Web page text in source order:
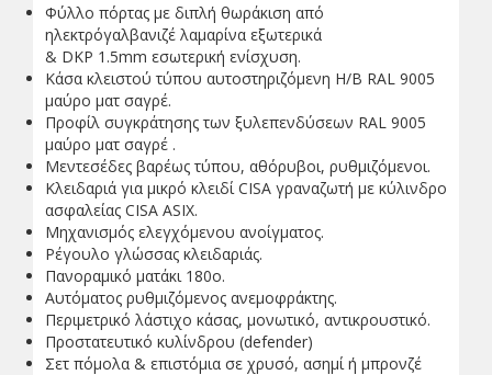
Φύλλο πόρτας με διπλή θωράκιση από
ηλεκτρόγαλβανιζέ λαμαρίνα εξωτερικά
& DKP 1.5mm εσωτερική ενίσχυση.
Κάσα κλειστού τύπου αυτοστηριζόμενη Η/Β RAL 9005
μαύρο ματ σαγρέ.
Προφίλ συγκράτησης των ξυλεπενδύσεων RAL 9005
μαύρο ματ σαγρέ .
Μεντεσέδες βαρέως τύπου, αθόρυβοι, ρυθμιζόμενοι.
Κλειδαριά για μικρό κλειδί CISA γραναζωτή με κύλινδρο
ασφαλείας CISA ASIX.
Μηχανισμός ελεγχόμενου ανοίγματος.
Ρέγουλο γλώσσας κλειδαριάς.
Πανοραμικό ματάκι 180ο.
Αυτόματος ρυθμιζόμενος ανεμοφράκτης.
Περιμετρικό λάστιχο κάσας, μονωτικό, αντικρουστικό.
Προστατευτικό κυλίνδρου (defender)
Σετ πόμολα & επιστόμια σε χρυσό, ασημί ή μπρονζέ